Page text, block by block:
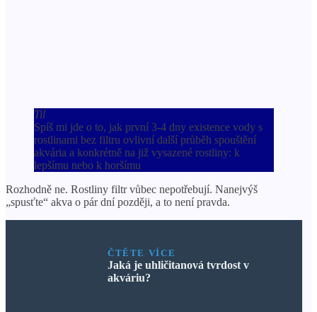
Til
Spíš mi jde o to, jak první 3-4 dny existence vody s
rostlinami bez filtru ovlivní další průběh spouštění
akvária a konkrétně na již vysazené rostliny: k
lepšímu nebo k horšímu
Rozhodně ne. Rostliny filtr vůbec nepotřebují. Nanejvýš
„spusťte“ akva o pár dní později, a to není pravda.
ČTĚTE VÍCE
Jaká je uhličitanová tvrdost v
akváriu?